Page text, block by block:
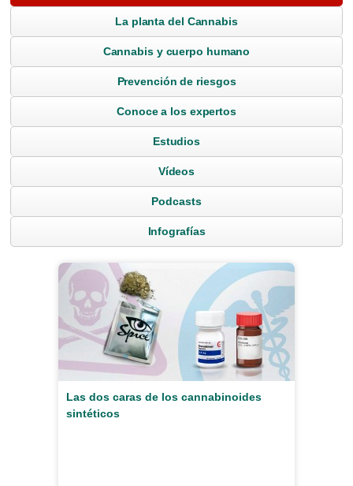
La planta del Cannabis
Cannabis y cuerpo humano
Prevención de riesgos
Conoce a los expertos
Estudios
Vídeos
Podcasts
Infografías
Las dos caras de los cannabinoides
sintéticos